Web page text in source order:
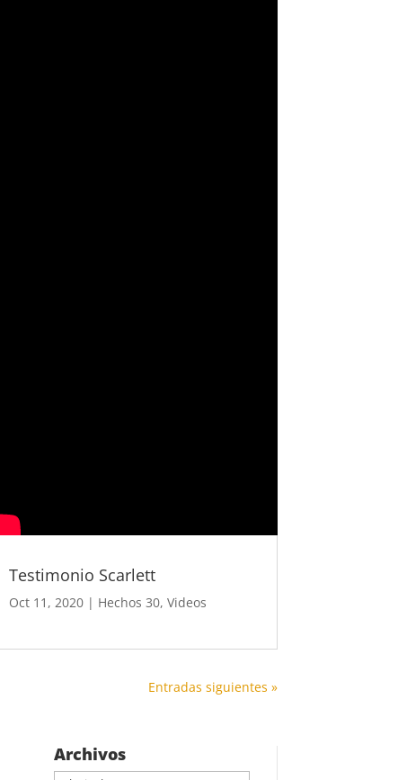
Testimonio Scarlett
Oct 11, 2020| Hechos 30, Videos
Entradas siguientes »
Archivos